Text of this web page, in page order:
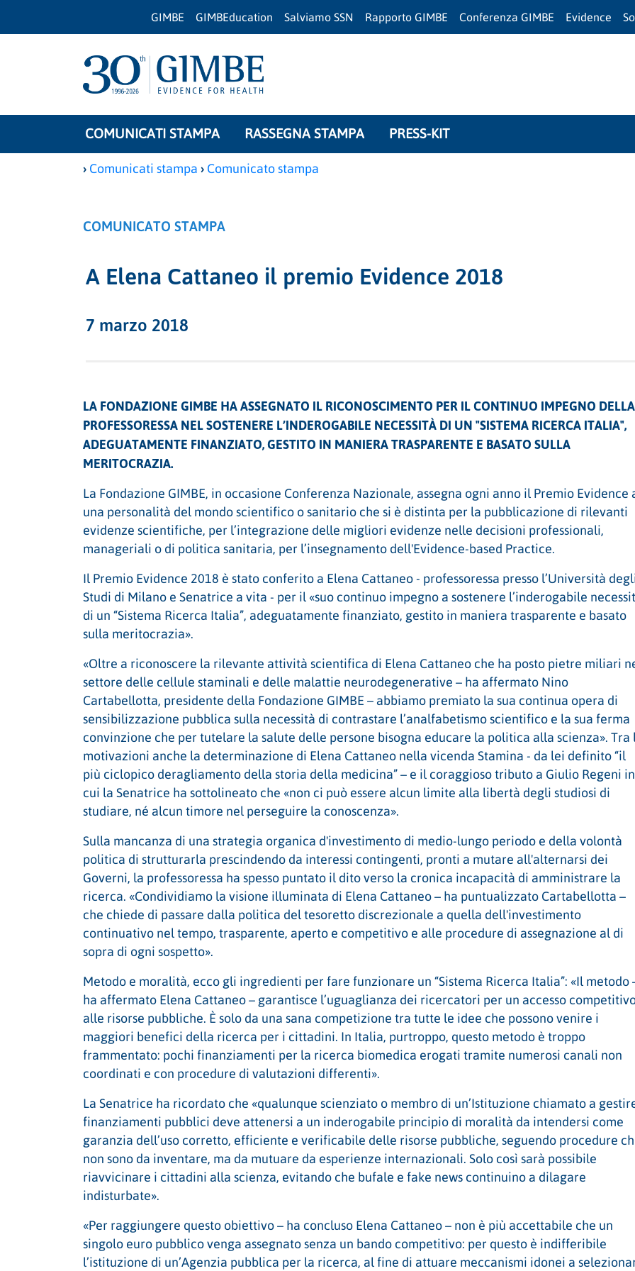
GIMBE GIMBEducation Salviamo SSN Rapporto GIMBE Conferenza GIMBE Evidence
COMUNICATI STAMPA RASSEGNA STAMPA PRESS-KIT
› Comunicati stampa › Comunicato stampa
COMUNICATO STAMPA
A Elena Cattaneo il premio Evidence 2018
7 marzo 2018
LA FONDAZIONE GIMBE HA ASSEGNATO IL RICONOSCIMENTO PER IL CONTINUO IMPEGNO DELLA
PROFESSORESSA NEL SOSTENERE L’INDEROGABILE NECESSITÀ DI UN "SISTEMA RICERCA ITALIA",
ADEGUATAMENTE FINANZIATO, GESTITO IN MANIERA TRASPARENTE E BASATO SULLA
MERITOCRAZIA.
La Fondazione GIMBE, in occasione Conferenza Nazionale, assegna ogni anno il Premio Evidence
una personalità del mondo scientifico o sanitario che si è distinta per la pubblicazione di rilevanti
evidenze scientifiche, per l’integrazione delle migliori evidenze nelle decisioni professionali,
manageriali o di politica sanitaria, per l’insegnamento dell'Evidence-based Practice.
Il Premio Evidence 2018 è stato conferito a Elena Cattaneo - professoressa presso l’Università
Studi di Milano e Senatrice a vita - per il «suo continuo impegno a sostenere l’inderogabile
di un “Sistema Ricerca Italia”, adeguatamente finanziato, gestito in maniera trasparente e basato
sulla meritocrazia».
«Oltre a riconoscere la rilevante attività scientifica di Elena Cattaneo che ha posto pietre miliari
settore delle cellule staminali e delle malattie neurodegenerative – ha affermato Nino
Cartabellotta, presidente della Fondazione GIMBE – abbiamo premiato la sua continua opera di
sensibilizzazione pubblica sulla necessità di contrastare l’analfabetismo scientifico e la sua ferma
convinzione che per tutelare la salute delle persone bisogna educare la politica alla scienza». Tra
motivazioni anche la determinazione di Elena Cattaneo nella vicenda Stamina - da lei definito “il
più ciclopico deragliamento della storia della medicina” – e il coraggioso tributo a Giulio Regeni in
cui la Senatrice ha sottolineato che «non ci può essere alcun limite alla libertà degli studiosi di
studiare, né alcun timore nel perseguire la conoscenza».
Sulla mancanza di una strategia organica d'investimento di medio-lungo periodo e della volontà
politica di strutturarla prescindendo da interessi contingenti, pronti a mutare all'alternarsi dei
Governi, la professoressa ha spesso puntato il dito verso la cronica incapacità di amministrare la
ricerca. «Condividiamo la visione illuminata di Elena Cattaneo – ha puntualizzato Cartabellotta –
che chiede di passare dalla politica del tesoretto discrezionale a quella dell'investimento
continuativo nel tempo, trasparente, aperto e competitivo e alle procedure di assegnazione al di
sopra di ogni sospetto».
Metodo e moralità, ecco gli ingredienti per fare funzionare un “Sistema Ricerca Italia”: «Il metodo
ha affermato Elena Cattaneo – garantisce l’uguaglianza dei ricercatori per un accesso
alle risorse pubbliche. È solo da una sana competizione tra tutte le idee che possono venire i
maggiori benefici della ricerca per i cittadini. In Italia, purtroppo, questo metodo è troppo
frammentato: pochi finanziamenti per la ricerca biomedica erogati tramite numerosi canali non
coordinati e con procedure di valutazioni differenti».
La Senatrice ha ricordato che «qualunque scienziato o membro di un’Istituzione chiamato a
finanziamenti pubblici deve attenersi a un inderogabile principio di moralità da intendersi come
garanzia dell’uso corretto, efficiente e verificabile delle risorse pubbliche, seguendo procedure
non sono da inventare, ma da mutuare da esperienze internazionali. Solo così sarà possibile
riavvicinare i cittadini alla scienza, evitando che bufale e fake news continuino a dilagare
indisturbate».
«Per raggiungere questo obiettivo – ha concluso Elena Cattaneo – non è più accettabile che un
singolo euro pubblico venga assegnato senza un bando competitivo: per questo è indifferibile
l’istituzione di un’Agenzia pubblica per la ricerca, al fine di attuare meccanismi idonei a